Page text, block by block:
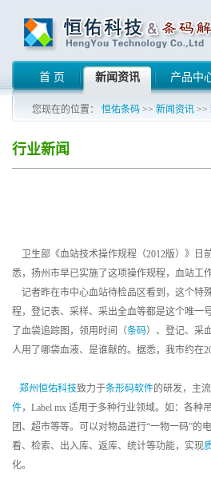
首 页 新闻资讯 产品中
您现在的位置： 恒佑条码 >> 新闻资讯 >>
行业新闻
卫生部《血站技术操作规程（2012版）》日
悉，扬州市早已实施了这项操作规程，血站工
记者昨在市中心血站待检品区看到，这个特
程，登记表、采样、采出全血等都是这个唯一
了血袋追踪图，领用时间（条码）、登记、采
人用了哪袋血液、是谁献的。据悉，我市约在
郑州恒佑科技致力于条形码软件的研发，主
件，Label mx 适用于多种行业领域。如：各
团、超市等等。可以对物品进行“一物一码”的
看、检索、出入库、返库、统计等功能，实现
化。